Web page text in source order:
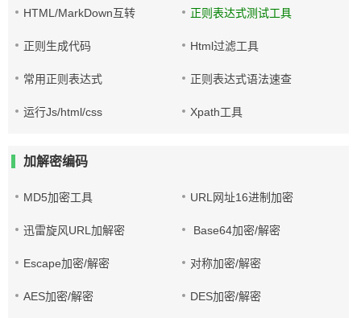
HTML/MarkDown互转 正则表达式测试工具
正则生成代码 Html过滤工具
常用正则表达式 正则表达式语法速查
运行Js/html/css Xpath工具
加解密编码
MD5加密工具 URL网址16进制加密
迅雷旋风URL加解密 Base64加密/解密
Escape加密/解密 对称加密/解密
AES加密/解密 DES加密/解密